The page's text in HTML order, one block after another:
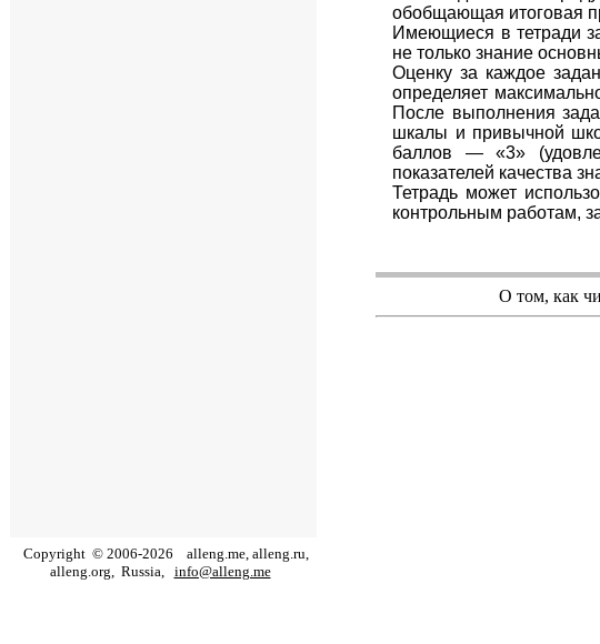
обобщающая итоговая
Имеющиеся в тетради
не только знание
Оценку за каждое
определяет
После выполнения
шкалы и привычной
баллов — «3»
показателей качества
Тетрадь может
контрольным работам,
О том, как
Copyright © 2006-2026
alleng.me, alleng.ru,
alleng.org, Russia, info@alleng.me